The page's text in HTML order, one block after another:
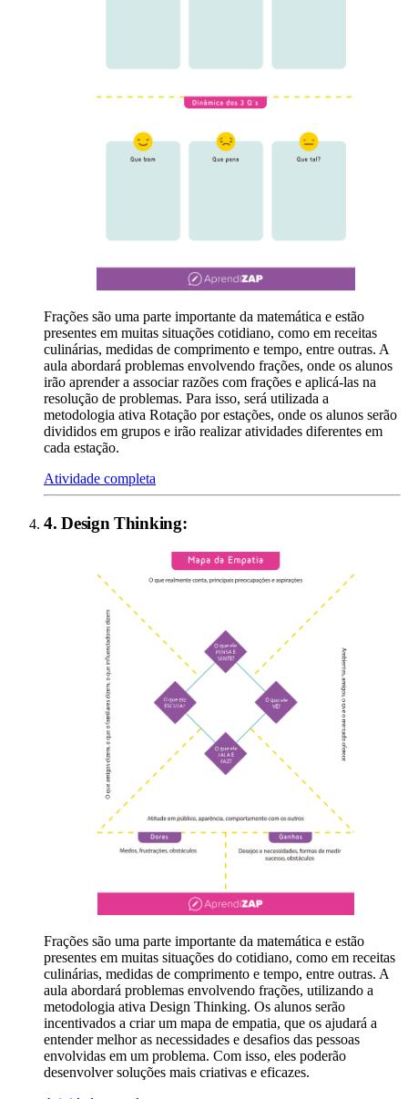
Frações são uma parte importante da matemática e estão
presentes em muitas situações cotidiano, como em receitas
culinárias, medidas de comprimento e tempo, entre outras. A
aula abordará problemas envolvendo frações, onde os alunos
irão aprender a associar razões com frações e aplicá-las na
resolução de problemas. Para isso, será utilizada a
metodologia ativa Rotação por estações, onde os alunos serão
divididos em grupos e irão realizar atividades diferentes em
cada estação.
Atividade completa
4.Design Thinking:
Frações são uma parte importante da matemática e estão
presentes em muitas situações do cotidiano, como em receitas
culinárias, medidas de comprimento e tempo, entre outras. A
aula abordará problemas envolvendo frações, utilizando a
metodologia ativa Design Thinking. Os alunos serão
incentivados a criar um mapa de empatia, que os ajudará a
entender melhor as necessidades e desafios das pessoas
envolvidas em um problema. Com isso, eles poderão
desenvolver soluções mais criativas e eficazes.